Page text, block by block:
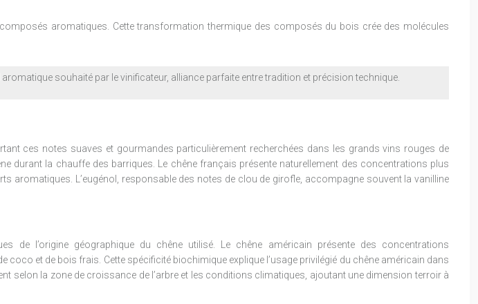
aromatiques. Cette transformation thermique des composés du bois crée des molécules
souhaité par le vinificateur, alliance parfaite entre tradition et précision technique.
ces notes suaves et gourmandes particulièrement recherchées dans les grands vins rouges de
durant la chauffe des barriques. Le chêne français présente naturellement des concentrations plus
aromatiques. L’eugénol, responsable des notes de clou de girofle, accompagne souvent la vanilline
de l’origine géographique du chêne utilisé. Le chêne américain présente des concentrations
et de bois frais. Cette spécificité biochimique explique l’usage privilégié du chêne américain dans
selon la zone de croissance de l’arbre et les conditions climatiques, ajoutant une dimension terroir à